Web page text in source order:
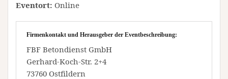
Eventort: Online
Firmenkontakt und Herausgeber der Eventbeschreibung:
FBF Betondienst GmbH
Gerhard-Koch-Str. 2+4
73760 Ostfildern